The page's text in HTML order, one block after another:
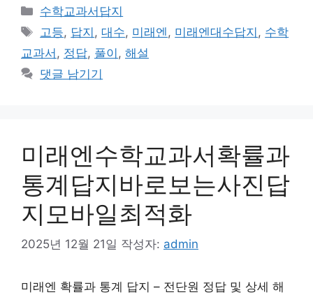
카
테
리
수학교과서답지
태
그
고등, 답지 ,대수, 미래엔 , 미래엔대수답지 , 수학
교과서 , 정답, 풀이 , 해설
댓글 남기기
미래엔수학교과서확률과
통계답지바로보는사진답
지모바일최적화
2025년 12월 21일 작성자: admin
미래엔 확률과 통계 답지 – 전단원 정답 및 상세 해